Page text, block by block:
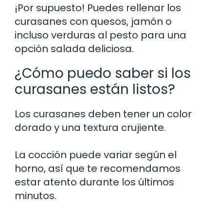
¡Por supuesto! Puedes rellenar los
curasanes con quesos, jamón o
incluso verduras al pesto para una
opción salada deliciosa.
¿Cómo puedo saber si los
curasanes están listos?
Los curasanes deben tener un color
dorado y una textura crujiente.
La cocción puede variar según el
horno, así que te recomendamos
estar atento durante los últimos
minutos.